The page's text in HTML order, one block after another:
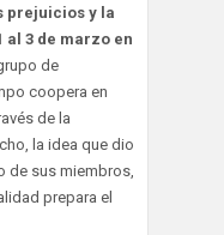
prejuicios y la
al 3 de marzo en
de
coopera en
de la
la idea que dio
de sus miembros,
prepara el